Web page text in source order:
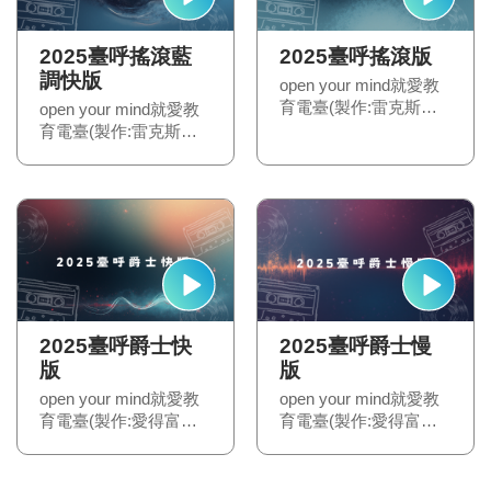
2025臺呼搖滾藍
調快版
open your mind就愛教
育電臺(製作:雷克斯音
2025臺呼搖滾版
open your mind就愛教
育電臺(製作:雷克斯音
2025臺呼爵士快
版
open your mind就愛教
育電臺(製作:愛得富文
2025臺呼爵士慢
版
open your mind就愛教
育電臺(製作:愛得富文